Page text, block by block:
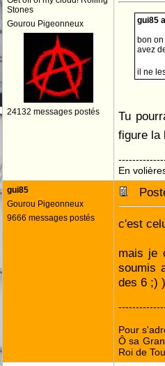
Stones
Gourou Pigeonneux
24132 messages postés
gui85
bon
avez
il ne
Tu
figure la
En
gui85
Gourou Pigeonneux
9666 messages postés
c'est
mais je
soumis
des 6 ;) )
Pour
Ô sa
Roi de